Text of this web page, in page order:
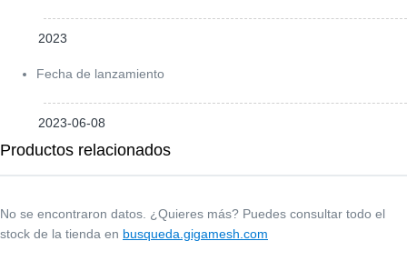
2023
Fecha de lanzamiento
2023-06-08
Productos relacionados
No se encontraron datos. ¿Quieres más? Puedes consultar todo el
stock de la tienda en busqueda.gigamesh.com